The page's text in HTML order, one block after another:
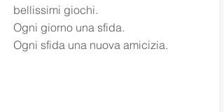
bellissimi giochi.
Ogni giorno una sfida.
Ogni sfida una nuova amicizia.